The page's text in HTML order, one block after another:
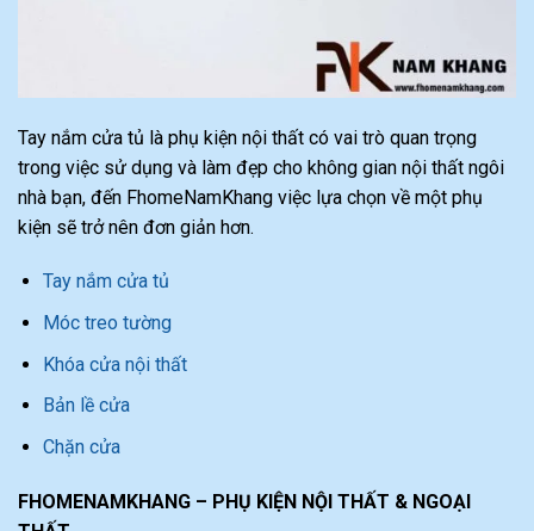
Tay nắm cửa tủ là phụ kiện nội thất có vai trò quan trọng
trong việc sử dụng và làm đẹp cho không gian nội thất ngôi
nhà bạn, đến FhomeNamKhang việc lựa chọn về một phụ
kiện sẽ trở nên đơn giản hơn.
Tay nắm cửa tủ
Móc treo tường
Khóa cửa nội thất
Bản lề cửa
Chặn cửa
FHOMENAMKHANG – PHỤ KIỆN NỘI THẤT & NGOẠI